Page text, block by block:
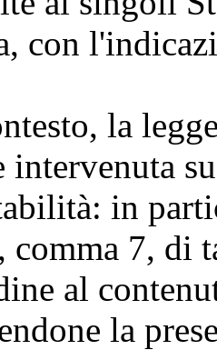
con
la
intervenuta
in
7, di
al
la